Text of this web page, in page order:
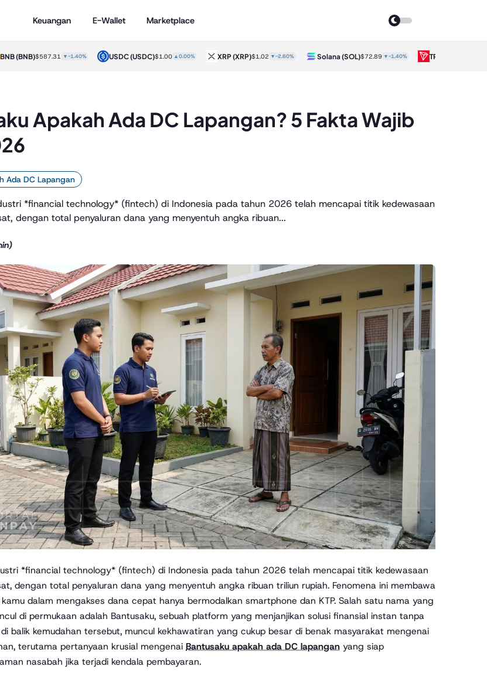
Keuangan E-Wallet Marketplace
BNB(BNB)$587.31 ▼-1.40% USDC(USDC)$1.00 ▲0.00% XRP (XRP)$1.02 ▼-2.60% Solana (SOL)$72.89 ▼-1.40% TRON
Apakah Ada DC Lapangan? 5 Fakta Wajib
Ada DC Lapangan
*financial technology* (fintech) di Indonesia pada tahun 2026 telah mencapai titik kedewasaan
dengan total penyaluran dana yang menyentuh angka ribuan...
*financial technology* (fintech) di Indonesia pada tahun 2026 telah mencapai titik kedewasaan
dengan total penyaluran dana yang menyentuh angka ribuan triliun rupiah. Fenomena ini membawa
dalam mengakses dana cepat hanya bermodalkan smartphone dan KTP. Salah satu nama yang
di permukaan adalah Bantusaku, sebuah platform yang menjanjikan solusi finansial instan tanpa
balik kemudahan tersebut, muncul kekhawatiran yang cukup besar di benak masyarakat mengenai
terutama pertanyaan krusial mengenai Bantusaku apakah ada DC lapangan yang siap
nasabah jika terjadi kendala pembayaran.